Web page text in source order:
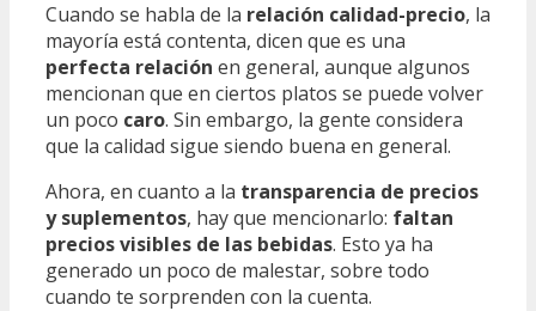
Cuando se habla de la relación calidad-precio, la
mayoría está contenta, dicen que es una
perfecta relación en general, aunque algunos
mencionan que en ciertos platos se puede volver
un poco caro. Sin embargo, la gente considera
que la calidad sigue siendo buena en general.
Ahora, en cuanto a la transparencia de precios
y suplementos, hay que mencionarlo: faltan
precios visibles de las bebidas. Esto ya ha
generado un poco de malestar, sobre todo
cuando te sorprenden con la cuenta.